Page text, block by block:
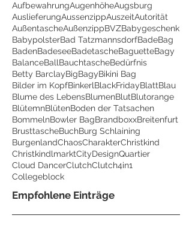
AufbewahrungAugenhöheAugsburg
AuslieferungAussenzippAuszeitAutorität
AußentascheAußenzippBVZBabygeschenk
BabypolsterBad TatzmannsdorfBadeBag
BadenBadeseeBadetascheBaguetteBagy
BalanceBallBauchtascheBedürfnis
Betty BarclayBigBagyBikini Bag
Bilder im KopfBinkerlBlackFridayBlattBlau
Blume des LebensBlumenBlutBlutorange
BlütemnBlütenBoden der Tatsachen
BommelnBowler BagBrandboxxBreitenfurt
BrusttascheBuchBurg Schlaining
BurgenlandChaosCharakterChristkind
ChristkindlmarktCityDesignQuartier
Cloud DancerClutchClutch4in1
Collegeblock
Empfohlene Einträge